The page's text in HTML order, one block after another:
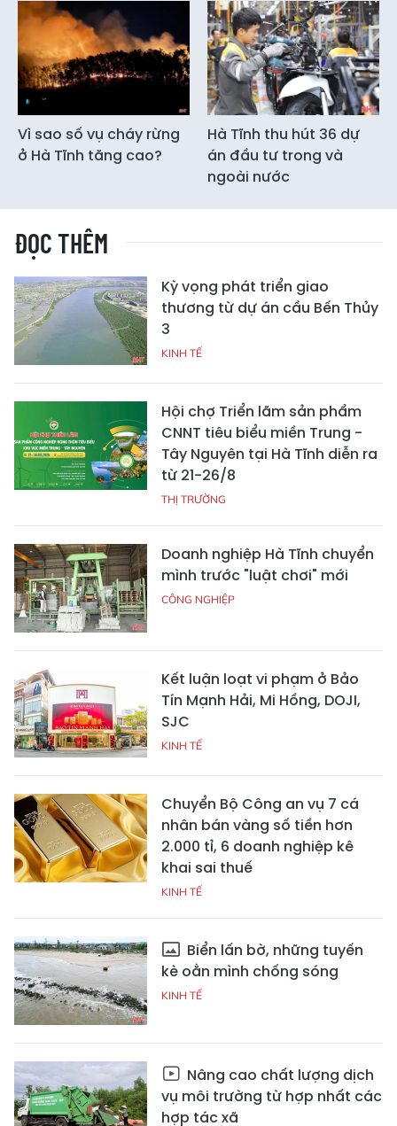
Vì sao số vụ cháy rừng
ở Hà Tĩnh tăng cao?
Hà Tĩnh thu hút 36 dự
án đầu tư trong và
ngoài nước
ĐỌC THÊM
Kỳ vọng phát triển giao
thương từ dự án cầu Bến Thủy
3
KINH TẾ
Hội chợ Triển lãm sản phẩm
CNNT tiêu biểu miền Trung -
Tây Nguyên tại Hà Tĩnh diễn ra
từ 21-26/8
THỊ TRƯỜNG
Doanh nghiệp Hà Tĩnh chuyển
mình trước "luật chơi" mới
CÔNG NGHIỆP
Kết luận loạt vi phạm ở Bảo
Tín Mạnh Hải, Mi Hồng, DOJI,
SJC
KINH TẾ
Chuyển Bộ Công an vụ 7 cá
nhân bán vàng số tiền hơn
2.000 tỉ, 6 doanh nghiệp kê
khai sai thuế
KINH TẾ
Biển lấn bờ, những tuyến
kè oằn mình chống sóng
KINH TẾ
Nâng cao chất lượng dịch
vụ môi trường từ hợp nhất các
hợp tác xã